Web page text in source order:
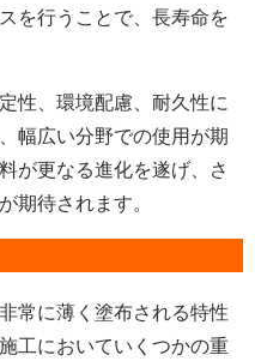
を行うことで、長寿命を
性、環境配慮、耐久性に
幅広い分野での使用が期
が更なる進化を遂げ、さ
期待されます。
常に薄く塗布される特性
工においていくつかの重